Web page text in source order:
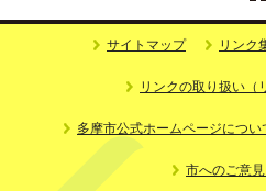
サイトマップ リンク
リンクの取り扱い（
多摩市公式ホームページについ
市へのご意